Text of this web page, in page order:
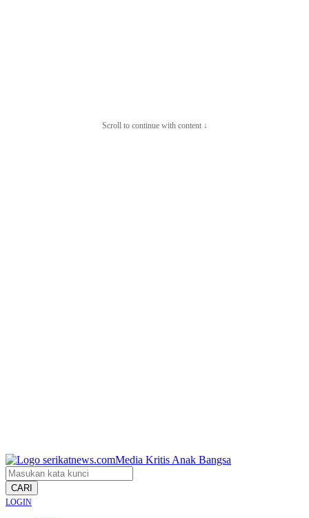
Scroll to continue with content ↓
CARI
LOGIN